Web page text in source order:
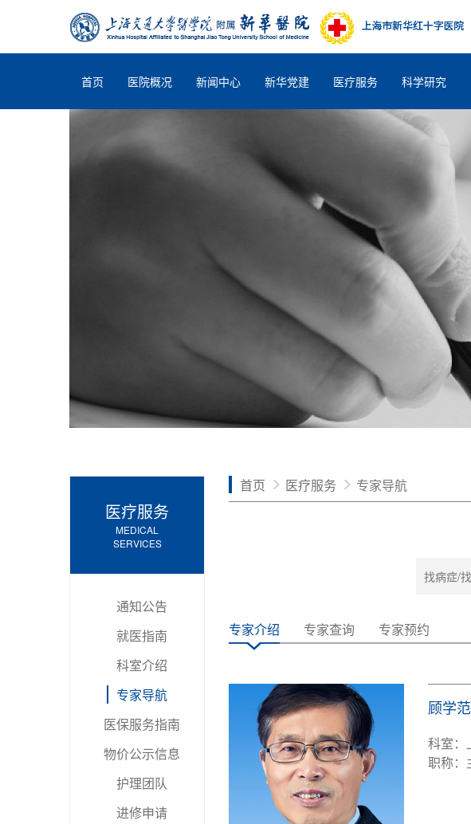
首页 医院概况 新闻中心 新华党建 医疗服务 科学研究
医疗服务
MEDICAL
SERVICES
通知公告
就医指南
科室介绍
专家导航
医保服务指南
物价公示信息
护理团队
进修申请
首页 医疗服务 专家导航
专家介绍 专家查询 专家预约
顾学范
科室：
职称：